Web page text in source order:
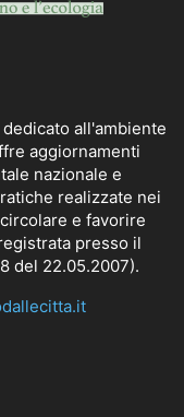
all'ambiente
aggiornamenti
nazionale e
realizzate nei
e favorire
presso il
del 22.05.2007).